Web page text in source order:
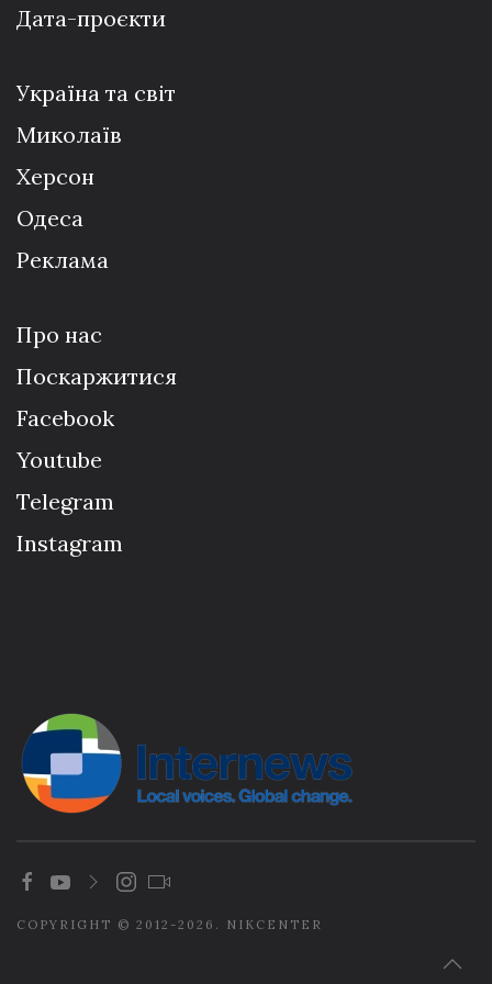
Дата-проєкти
Україна та світ
Миколаїв
Херсон
Одеса
Реклама
Про нас
Поскаржитися
Facebook
Youtube
Telegram
Instagram
COPYRIGHT © 2012-2026. NIKCENTER